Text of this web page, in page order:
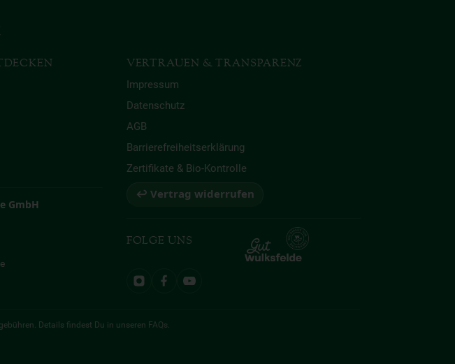
GmbH
VERTRAUEN & TRANSPARENZ
Impressum
Datenschutz
AGB
Barrierefreiheitserklärung
Zertifikate & Bio-Kontrolle
↩ Vertrag widerrufen
FOLGE UNS
Details findest Du in unseren FAQs